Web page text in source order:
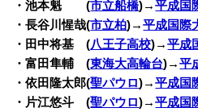
・池本魁 (市立船橋)→平成国
・長谷川惺哉(市立柏)→平成国際
・田中将基 (八王子高校)→平成
・富田隼輔 (東海大高輪台)→平
・依田隆太郎(聖パウロ)→平成国
・片江悠斗 (聖パウロ)→平成国